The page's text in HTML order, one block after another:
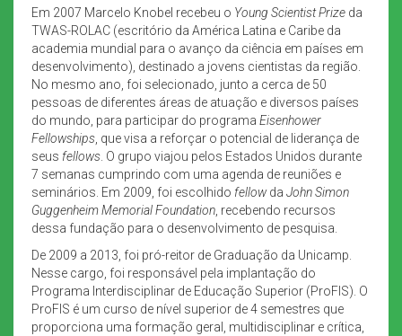
Em 2007 Marcelo Knobel recebeu o Young Scientist Prize da
TWAS-ROLAC (escritório da América Latina e Caribe da
academia mundial para o avanço da ciência em países em
desenvolvimento), destinado a jovens cientistas da região.
No mesmo ano, foi selecionado, junto a cerca de 50
pessoas de diferentes áreas de atuação e diversos países
do mundo, para participar do programa Eisenhower
Fellowships , que visa a reforçar o potencial de liderança de
seus fellows . O grupo viajou pelos Estados Unidos durante
7 semanas cumprindo com uma agenda de reuniões e
seminários. Em 2009, foi escolhido fellowda John Simon
Guggenheim Memorial Foundation , recebendo recursos
dessa fundação para o desenvolvimento de pesquisa.
De 2009 a 2013, foi pró-reitor de Graduação da Unicamp.
Nesse cargo, foi responsável pela implantação do
Programa Interdisciplinar de Educação Superior (ProFIS). O
ProFIS é um curso de nível superior de 4 semestres que
proporciona uma formação geral, multidisciplinar e crítica,